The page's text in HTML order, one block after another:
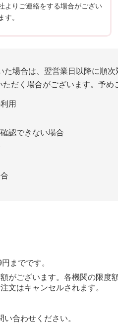
よりご連絡をする場合がござい
ます。
場合は、翌営業日以降に順次
だく場合がございます。予め
用
認できない場合
までです。
がございます。各機関の限度
文はキャンセルされます。
合わせください。